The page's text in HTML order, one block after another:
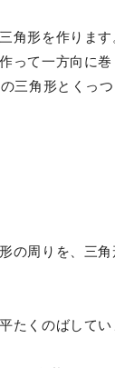
角形を作ります
って一方向に巻
三角形とくっ
の周りを、三角
たくのばしてい